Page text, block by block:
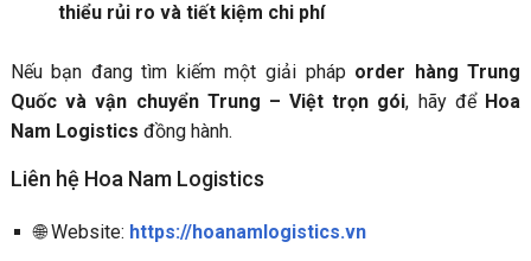
thiểu rủi ro và tiết kiệm chi phí
Nếu bạn đang tìm kiếm một giải pháp order hàng Trung
Quốc và vận chuyển Trung – Việt trọn gói, hãy để Hoa
Nam Logistics đồng hành.
Liên hệ Hoa Nam Logistics
🌐 Website: https://hoanamlogistics.vn